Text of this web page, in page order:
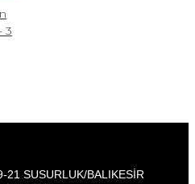
3
21 SUSURLUK/BALIKESİR